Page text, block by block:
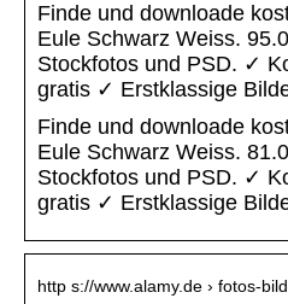
Finde und downloade
Eule Schwarz Weiss.
Stockfotos und PSD. ✓
gratis ✓ Erstklassige
Finde und downloade
Eule Schwarz Weiss.
Stockfotos und PSD. ✓
gratis ✓ Erstklassige
http s://www.alamy.de › fotos-